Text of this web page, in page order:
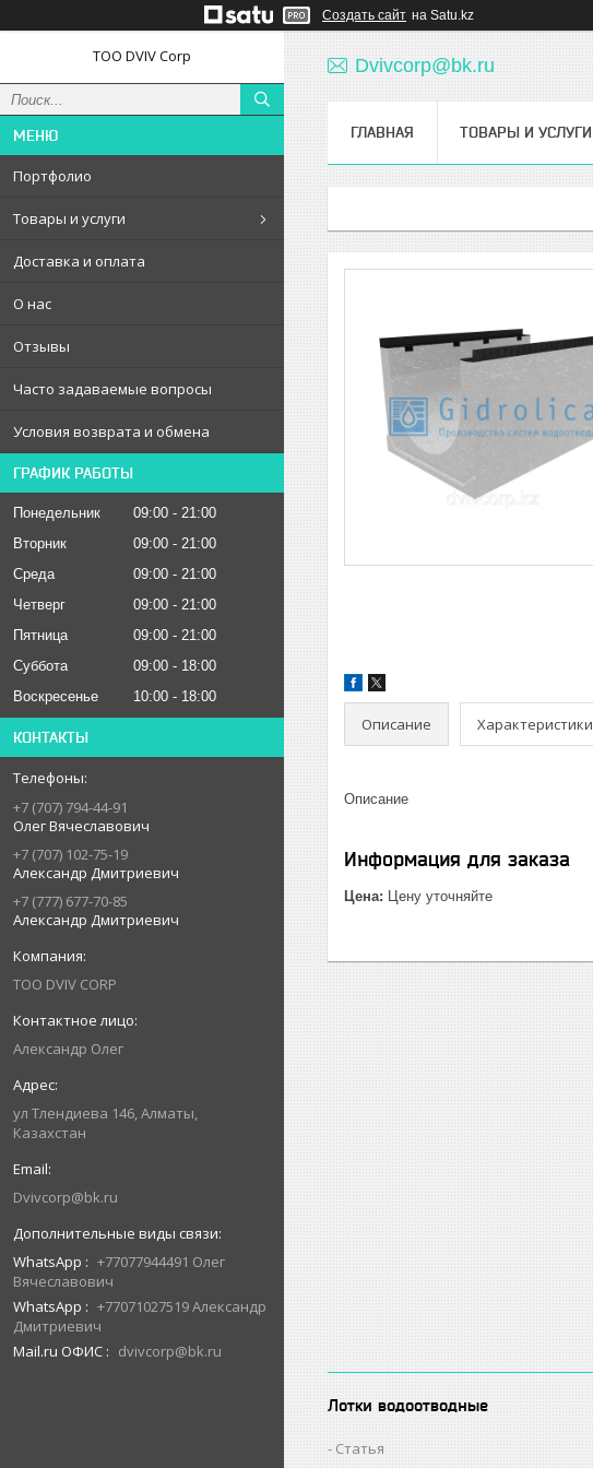
Создать сайт на Satu.kz
ТОО DVIV Corp
Портфолио
Товары и услуги
Доставка и оплата
О нас
Отзывы
Часто задаваемые вопросы
Условия возврата и обмена
ГРАФИК РАБОТЫ
Понедельник 09:00
21:00
Вторник
09:00
21:00
Среда
09:00
21:00
Четверг
09:00
21:00
Пятница
09:00
21:00
Суббота
09:00
18:00
Воскресенье
10:00 18:00
КОНТАКТЫ
+7 (707) 794-44-91
Олег Вячеславович
+7 (707) 102-75-19
Александр Дмитриевич
+7 (777) 677-70-85
Александр Дмитриевич
ТОО DVIV CORP
Александр Олег
ул Тлендиева 146, Алматы,
Казахстан
Dvivcorp@bk.ru
WhatsApp
+77077944491 Олег
Вячеславович
WhatsApp
+77071027519 Александр
Дмитриевич
Mail.ru ОФИС
dvivcorp@bk.ru
Dvivcorp@bk.ru
ГЛАВНАЯ ТОВАРЫ И УСЛУГИ
Описание Характеристики
Описание
Информация для заказа
Цена: Цену уточняйте
Лотки водоотводные
Статья